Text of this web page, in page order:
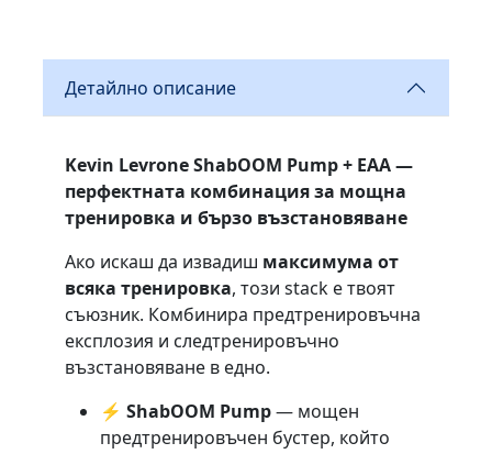
Детайлно описание
Kevin Levrone ShabOOM Pump + EAA —
перфектната комбинация за мощна
тренировка и бързо възстановяване
Ако искаш да извадиш максимума от
всяка тренировка, този stack е твоят
съюзник. Комбинира предтренировъчна
експлозия и следтренировъчно
възстановяване в едно.
⚡ ShabOOM Pump— мощен
предтренировъчен бустер, който